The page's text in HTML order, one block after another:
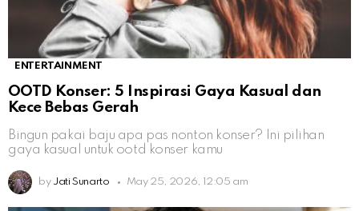
ENTERTAINMENT
OOTD Konser: 5 Inspirasi Gaya Kasual dan
Kece Bebas Gerah
Bingun pakai baju apa pas nonton konser? Ini pilihan
gaya kasual untuk ootd konser kamu
by Jati Sunarto May 25, 2026, 12:05 am